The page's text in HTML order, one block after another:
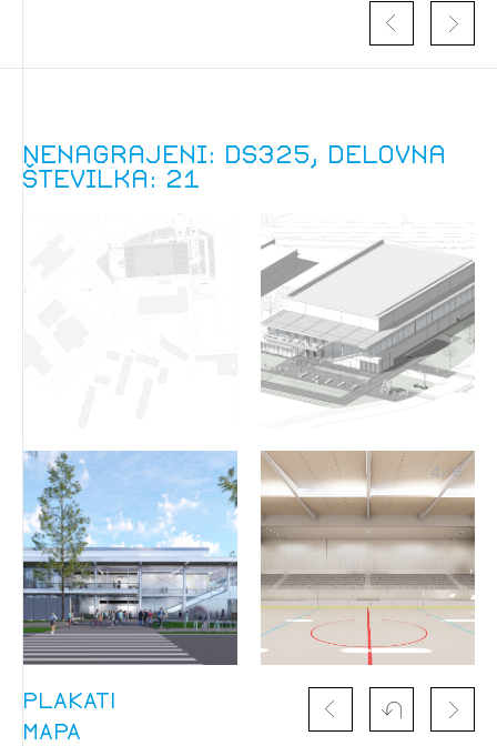
Izbrana vsebina je namenjena le ZAPS
registriranim uporabnikom. Da lahko do nje
dostopate, se je potrebno prijaviti.
Nenagrajeni: DS325, delovna
številka: 21
4/6
PLAKATI
MAPA